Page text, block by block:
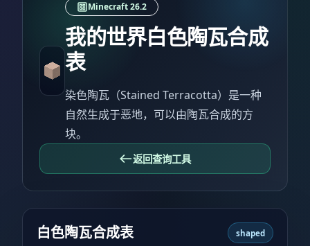
Minecraft 26.2
我的世界白色陶瓦合成
表
染色陶瓦（Stained Terracotta）是一种
自然生成于恶地，可以由陶瓦合成的方
块。
返回查询工具
白色陶瓦合成表 shaped